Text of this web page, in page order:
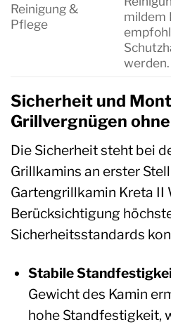
Reinigung &
Pflege
mildem
werden.
Sicherheit und
Grillvergnügen
Die Sicherheit steht bei
Grillkamins an erster
Gartengrillkamin Kreta II
Berücksichtigung
Sicherheitsstandards
Stabile
Gewicht des Kamin
hohe Standfestigkeit,